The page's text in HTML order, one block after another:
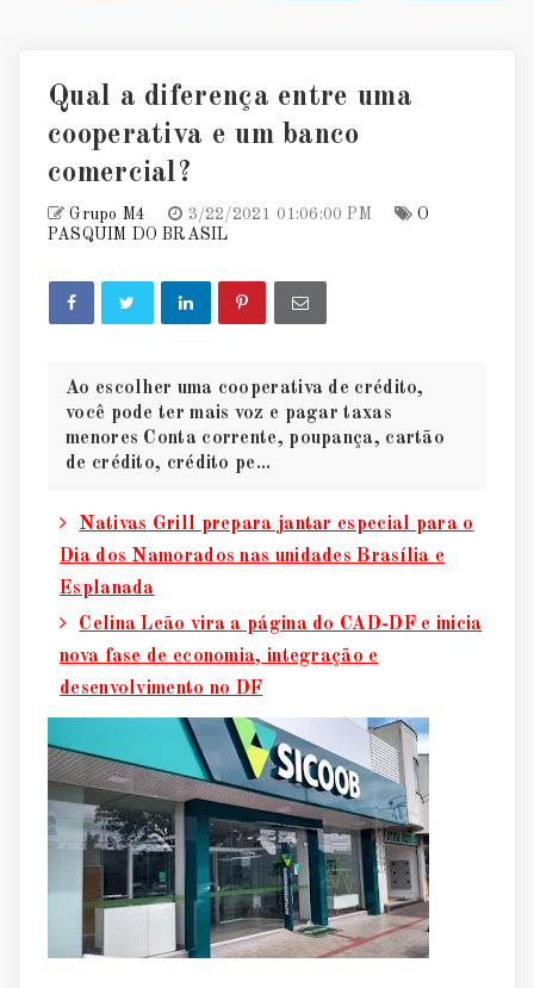
Qual a diferença entre uma
cooperativa e um banco
comercial?
Grupo M4 3/22/2021 01:06:00 PM
O
PASQUIM DO BRASIL
Ao escolher uma cooperativa de crédito,
você pode ter mais voz e pagar taxas
menores Conta corrente, poupança, cartão
de crédito, crédito pe...
Nativas Grill prepara jantar especial para o
Dia dos Namorados nas unidades Brasília e
Esplanada
Celina Leão vira a página do CAD-DF e inicia
nova fase de economia, integração e
desenvolvimento no DF